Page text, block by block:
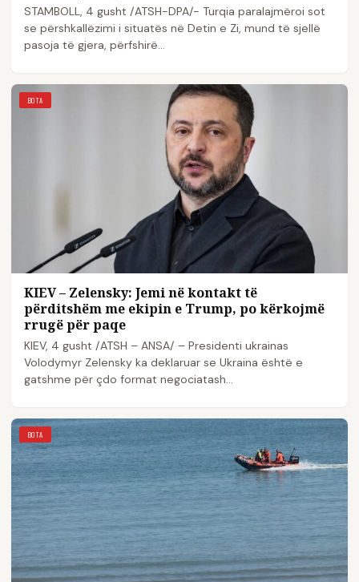
STAMBOLL, 4 gusht /ATSH-DPA/- Turqia paralajmëroi sot
se përshkallëzimi i situatës në Detin e Zi, mund të sjellë
pasoja të gjera, përfshirë…
BOTA
KIEV – Zelensky: Jemi në kontakt të
përditshëm me ekipin e Trump, po kërkojmë
rrugë për paqe
KIEV, 4 gusht /ATSH – ANSA/ – Presidenti ukrainas
Volodymyr Zelensky ka deklaruar se Ukraina është e
gatshme për çdo format negociatash…
BOTA